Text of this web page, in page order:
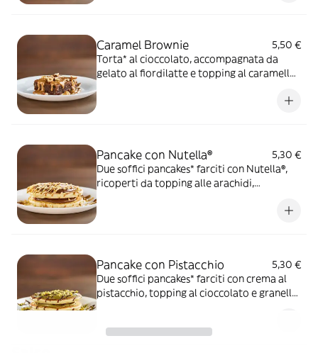
Caramel Brownie
5,50 €
Torta* al cioccolato, accompagnata da
gelato al fiordilatte e topping al caramello
Pancake con Nutella®
5,30 €
Due soffici pancakes* farciti con Nutella®,
ricoperti da topping alle arachidi,
Pancake con Pistacchio
5,30 €
Due soffici pancakes* farciti con crema al
pistacchio, topping al cioccolato e granella